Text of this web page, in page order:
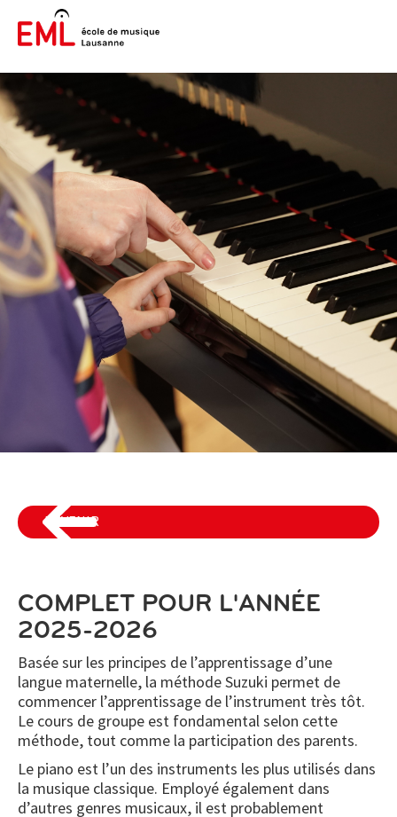
REVENIR
COMPLET POUR L'ANNÉE
2025-2026
Basée sur les principes de l’apprentissage d’une
langue maternelle, la méthode Suzuki permet de
commencer l’apprentissage de l’instrument très tôt.
Le cours de groupe est fondamental selon cette
méthode, tout comme la participation des parents.
Le piano est l’un des instruments les plus utilisés dans
la musique classique. Employé également dans
d’autres genres musicaux, il est probablement